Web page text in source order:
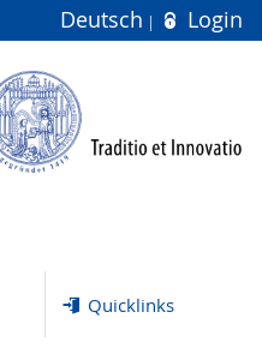
Deutsch Login
Quicklinks